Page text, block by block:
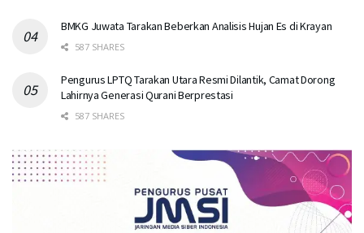
BMKG Juwata Tarakan Beberkan Analisis Hujan Es di Krayan
587 SHARES
Pengurus LPTQ Tarakan Utara Resmi Dilantik, Camat Dorong
Lahirnya Generasi Qurani Berprestasi
587 SHARES